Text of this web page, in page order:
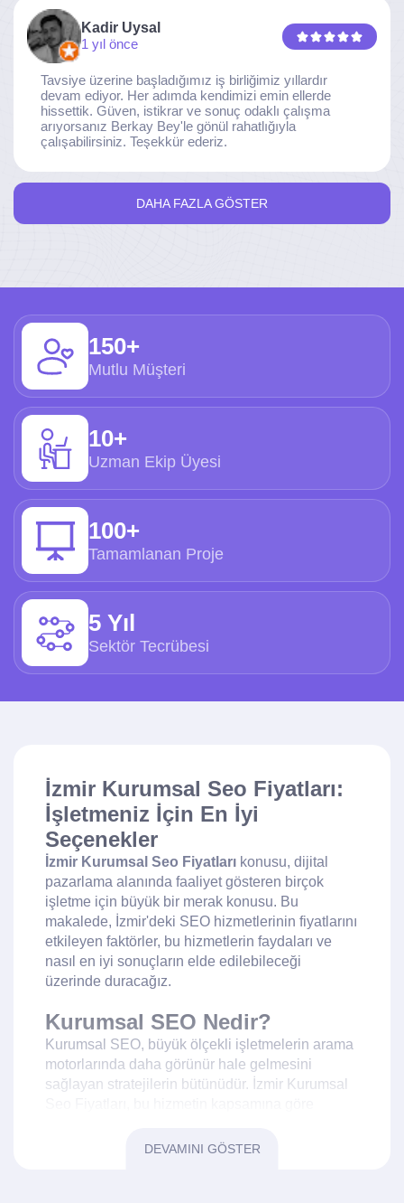
Kadir Uysal
1 yıl önce
Tavsiye üzerine başladığımız iş birliğimiz yıllardır
devam ediyor. Her adımda kendimizi emin ellerde
hissettik. Güven, istikrar ve sonuç odaklı çalışma
arıyorsanız Berkay Bey'le gönül rahatlığıyla
çalışabilirsiniz. Teşekkür ederiz.
DAHA FAZLA GÖSTER
150+
Mutlu Müşteri
10+
Uzman Ekip Üyesi
100+
Tamamlanan Proje
5 Yıl
Sektör Tecrübesi
İzmir Kurumsal Seo Fiyatları:
İşletmeniz İçin En İyi
Seçenekler
İzmir Kurumsal Seo Fiyatları konusu, dijital
pazarlama alanında faaliyet gösteren birçok
işletme için büyük bir merak konusu. Bu
makalede, İzmir'deki SEO hizmetlerinin fiyatlarını
etkileyen faktörler, bu hizmetlerin faydaları ve
nasıl en iyi sonuçların elde edilebileceği
üzerinde duracağız.
Kurumsal SEO Nedir?
Kurumsal SEO, büyük ölçekli işletmelerin arama
motorlarında daha görünür hale gelmesini
sağlayan stratejilerin bütünüdür. İzmir Kurumsal
geniş çaplı anahtar kelime araştırmaları, rekabet
DEVAMINI GÖSTER